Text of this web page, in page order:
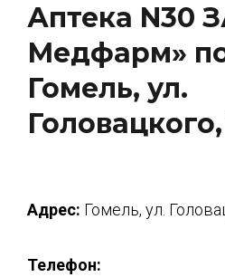
Аптека N30
Медфарм»
Гомель, ул.
Головацкого,
Адрес: Гомель, ул.
Телефон: